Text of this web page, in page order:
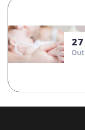
27
Out